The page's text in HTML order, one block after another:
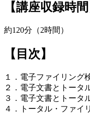
【講座収録時間
約120分（2時間）
【目次】
１．電子ファイリング
２．電子文書とトータ
３．電子文書とトータ
４．トータル・ファイ